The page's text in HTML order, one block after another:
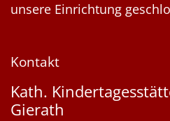
unsere Einrichtung
Kontakt
Kath.
Gierath